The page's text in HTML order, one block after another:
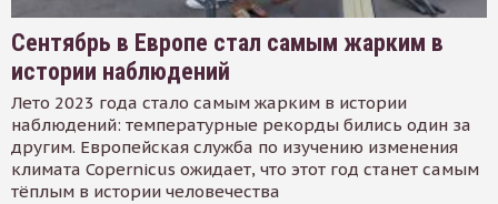
Сентябрь в Европе стал самым жарким в
истории наблюдений
Лето 2023 года стало самым жарким в истории
наблюдений: температурные рекорды бились один за
другим. Европейская служба по изучению изменения
климата Copernicus ожидает, что этот год станет самым
тёплым в истории человечества